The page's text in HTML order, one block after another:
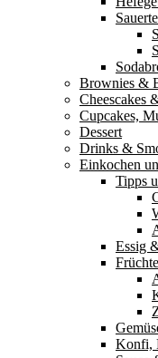
Brownies &
Cheescakes
Cupcakes,
Dessert
Drinks &
Einkochen
Tipps
Essig
Konfi,